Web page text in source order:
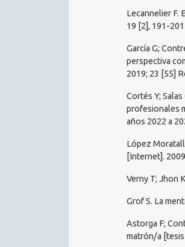
Lecannelier F.
19 [2], 191-201
García G;
perspectiva
2019; 23 [55]
Cortés Y;
profesionales
años 2022 a
López
[Internet].
Verny T; Jhon
Grof S. La
Astorga F;
matrón/a [tesis